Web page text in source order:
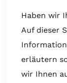
Haben wir
Auf dieser
erläutern
wir Ihnen